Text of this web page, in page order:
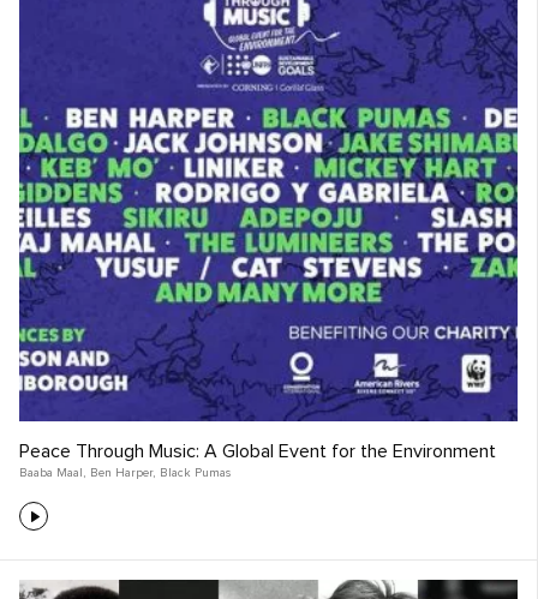
Peace Through Music: A Global Event for the Environment
Baaba Maal , Ben Harper, Black Pumas